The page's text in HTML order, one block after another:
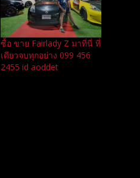
ซื้อ ขาย Fairlady Z มาที่นี่ ที่
เดียวจบทุกอย่าง 099 456
2455 id aoddet